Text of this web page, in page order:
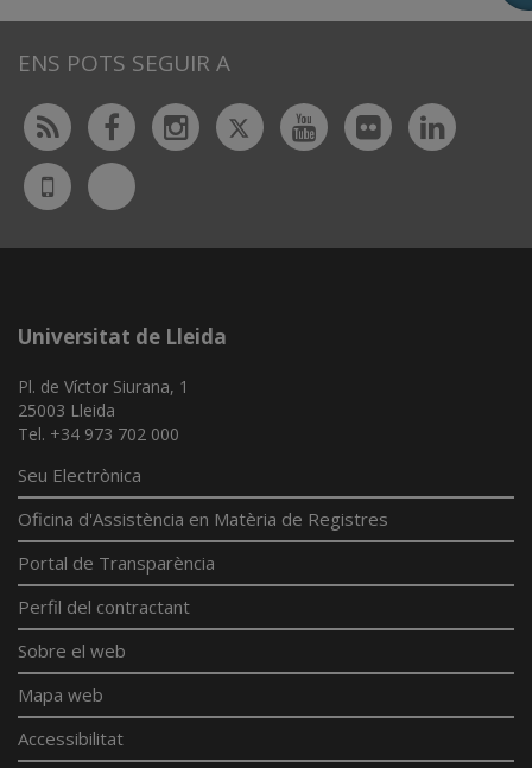
ENS POTS SEGUIR A
Rss FacebookInstagram
TwitterYoutubeFlickr
UdL
App
Bluesky
Universitat de Lleida
Pl. de Víctor Siurana, 1
25003 Lleida
Tel. +34 973 702 000
Seu Electrònica
Oficina d'Assistència en Matèria de Registres
Portal de Transparència
Perfil del contractant
Sobre el web
Mapa web
Accessibilitat